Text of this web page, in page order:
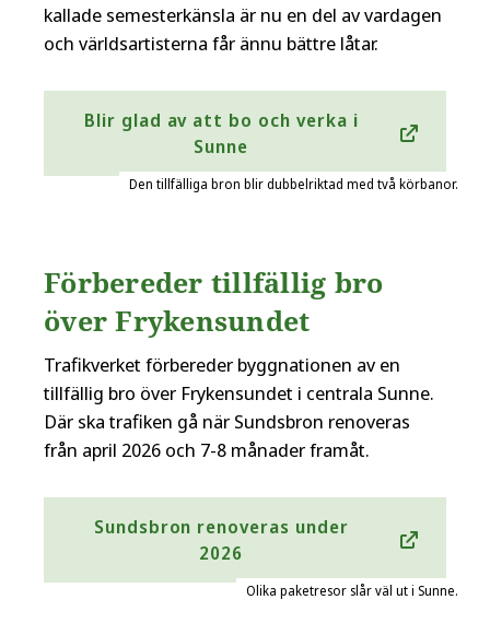
kallade semesterkänsla är nu en del av vardagen
och världsartisterna får ännu bättre låtar.
Blir glad av att bo och verka i
Sunne
Den tillfälliga bron blir dubbelriktad med två körbanor.
Förbereder tillfällig bro
över Frykensundet
Trafikverket förbereder byggnationen av en
tillfällig bro över Frykensundet i centrala Sunne.
Där ska trafiken gå när Sundsbron renoveras
från april 2026 och 7-8 månader framåt.
Sundsbron renoveras under
2026
Olika paketresor slår väl ut i Sunne.